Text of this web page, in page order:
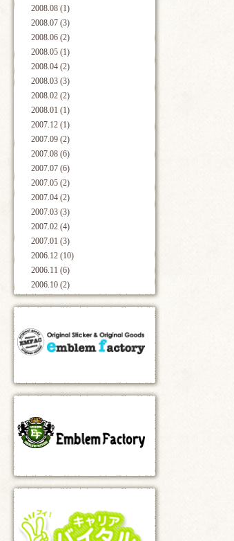
2008.08 (1)
2008.07 (3)
2008.06 (2)
2008.05 (1)
2008.04 (2)
2008.03 (3)
2008.02 (2)
2008.01 (1)
2007.12 (1)
2007.09 (2)
2007.08 (6)
2007.07 (6)
2007.05 (2)
2007.04 (2)
2007.03 (3)
2007.02 (4)
2007.01 (3)
2006.12 (10)
2006.11 (6)
2006.10 (2)